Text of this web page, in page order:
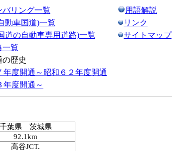
リング一覧
用語解説
動車国道)一覧
リンク
道の自動車専用道路)一覧
サイトマップ
一覧
の歴史
年度開通～昭和６２年度開通
年度開通～
千葉県 茨城県
92.1km
高谷JCT.